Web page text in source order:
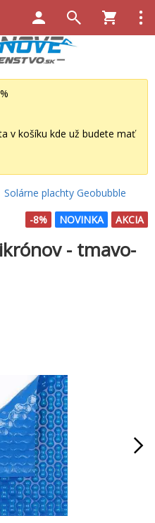
v košíku kde už budete mať
Solárne plachty Geobubble
AKCIA
NOVINKA
-8%
- tmavo-